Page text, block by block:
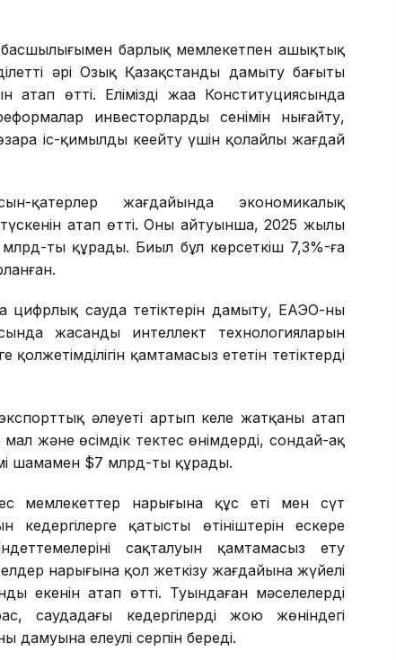
басшылығымен барлық мемлекетпен ашықтық
әрі Озық Қазақстанды дамыту бағыты
өтті. Еліміздің жаңа Конституциясында
инвесторлардың сенімін нығайту,
іс-қимылды кеңейту үшін қолайлы жағдай
қатерлер жағдайында экономикалық
атап өтті. Оның айтуынша, 2025 жылы
ты құрады. Биыл бұл көрсеткіш 7,3%-ға
цифрлық сауда тетіктерін дамыту, ЕАЭО-ның
жасанды интеллект технологияларын
қолжетімділігін қамтамасыз ететін тетіктерді
әлеуеті артып келе жатқаны атап
және өсімдік тектес өнімдерді, сондай-ақ
шамамен $7 млрд-ты құрады.
мемлекеттер нарығына құс еті мен сүт
қатысты өтініштерін ескере
сақталуын қамтамасыз ету
нарығына қол жеткізу жағдайына жүйелі
екенін атап өтті. Туындаған мәселелерді
саудадағы кедергілерді жою жөніндегі
дамуына елеулі серпін береді.